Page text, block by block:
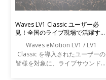
Waves LV1 Classic ユーザー必
見！全国のライブ現場で活躍する
Waves eMotion LV1 / LV1
Classic を導入されたユーザーの
皆様を対象に、ライブサウンドの